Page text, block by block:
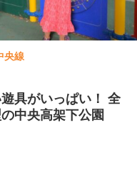
央線
具がいっぱい！ 全
中央高架下公園